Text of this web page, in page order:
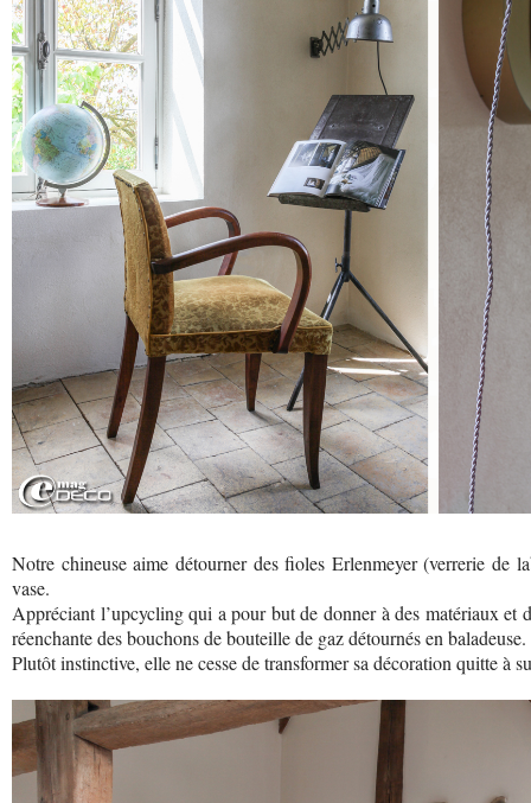
Notre chineuse aime détourner des fioles Erlenmeyer (verrerie de
vase.
Appréciant l’upcycling qui a pour but de donner à des matériaux et
réenchante des bouchons de bouteille de gaz détournés en baladeuse.
Plutôt instinctive, elle ne cesse de transformer sa décoration quitte à